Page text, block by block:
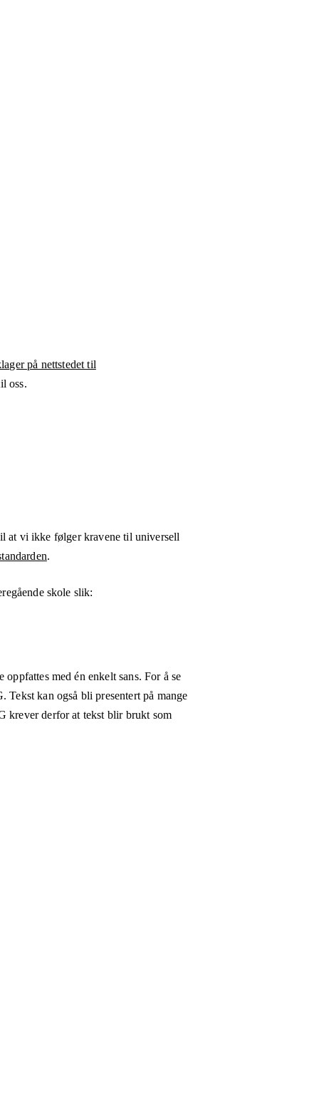
på nettstedet til
oss.
at vi ikke følger kravene til universell
.
skole slik:
med én enkelt sans. For å se
kan også bli presentert på mange
krever derfor at tekst blir brukt som